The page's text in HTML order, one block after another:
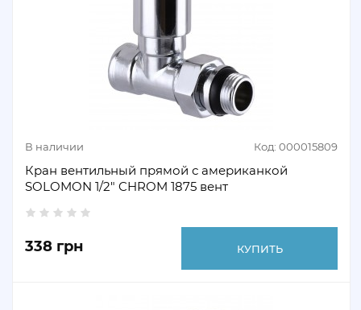
В наличии Код: 000015809
Кран вентильный прямой с американкой
SOLOMON 1/2" CHROM 1875 вент
338 грн КУПИТЬ